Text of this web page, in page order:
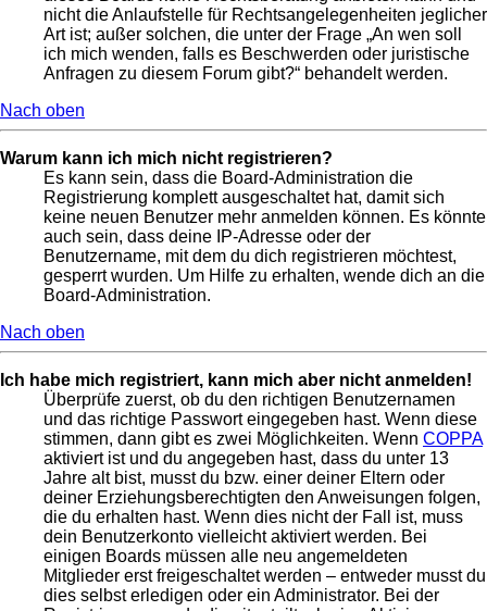
nicht die Anlaufstelle für Rechtsangelegenheiten jeglicher
Art ist; außer solchen, die unter der Frage „An wen soll
ich mich wenden, falls es Beschwerden oder juristische
Anfragen zu diesem Forum gibt?“ behandelt werden.
Nach oben
Warum kann ich mich nicht registrieren?
Es kann sein, dass die Board-Administration die
Registrierung komplett ausgeschaltet hat, damit sich
keine neuen Benutzer mehr anmelden können. Es könnte
auch sein, dass deine IP-Adresse oder der
Benutzername, mit dem du dich registrieren möchtest,
gesperrt wurden. Um Hilfe zu erhalten, wende dich an die
Board-Administration.
Nach oben
Ich habe mich registriert, kann mich aber nicht anmelden!
Überprüfe zuerst, ob du den richtigen Benutzernamen
und das richtige Passwort eingegeben hast. Wenn diese
stimmen, dann gibt es zwei Möglichkeiten. Wenn COPPA
aktiviert ist und du angegeben hast, dass du unter 13
Jahre alt bist, musst du bzw. einer deiner Eltern oder
deiner Erziehungsberechtigten den Anweisungen folgen,
die du erhalten hast. Wenn dies nicht der Fall ist, muss
dein Benutzerkonto vielleicht aktiviert werden. Bei
einigen Boards müssen alle neu angemeldeten
Mitglieder erst freigeschaltet werden – entweder musst du
dies selbst erledigen oder ein Administrator. Bei der